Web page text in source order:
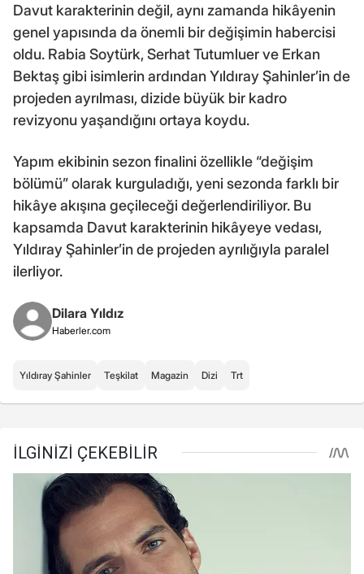
Davut karakterinin değil, aynı zamanda hikâyenin
genel yapısında da önemli bir değişimin habercisi
oldu. Rabia Soytürk, Serhat Tutumluer ve Erkan
Bektaş gibi isimlerin ardından Yıldıray Şahinler’in de
projeden ayrılması, dizide büyük bir kadro
revizyonu yaşandığını ortaya koydu.
Yapım ekibinin sezon finalini özellikle “değişim
bölümü” olarak kurguladığı, yeni sezonda farklı bir
hikâye akışına geçileceği değerlendiriliyor. Bu
kapsamda Davut karakterinin hikâyeye vedası,
Yıldıray Şahinler’in de projeden ayrılığıyla paralel
ilerliyor.
Dilara Yıldız
Haberler.com
Yıldıray Şahinler Teşkilat Magazin Dizi Trt